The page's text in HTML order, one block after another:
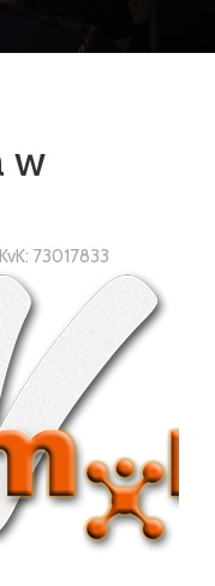
w
KvK: 73017833